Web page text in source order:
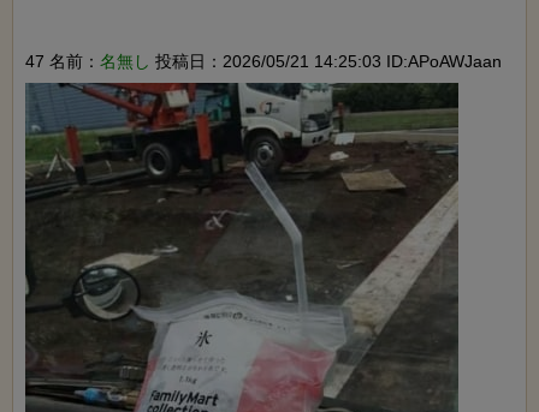
47 名前： 名無し 投稿日：2026/05/21 14:25:03 ID:APoAWJaan